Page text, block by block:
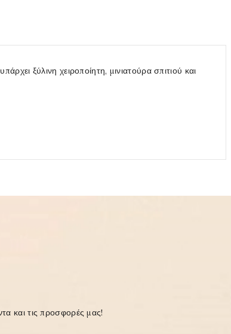
ξύλινη χειροποίητη, μινιατούρα σπιτιού και
και τις προσφορές μας!